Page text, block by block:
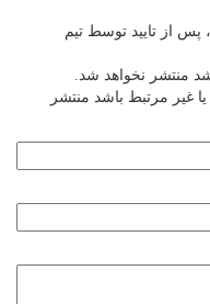
از تایید توسط تیم
منتشر نخواهد شد.
غیر مرتبط باشد منتشر